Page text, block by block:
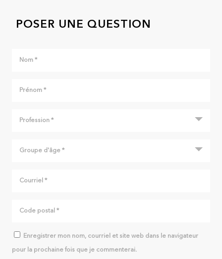
POSER UNE QUESTION
Enregistrer mon nom, courriel et site web dans le navigateur
pour la prochaine fois que je commenterai.